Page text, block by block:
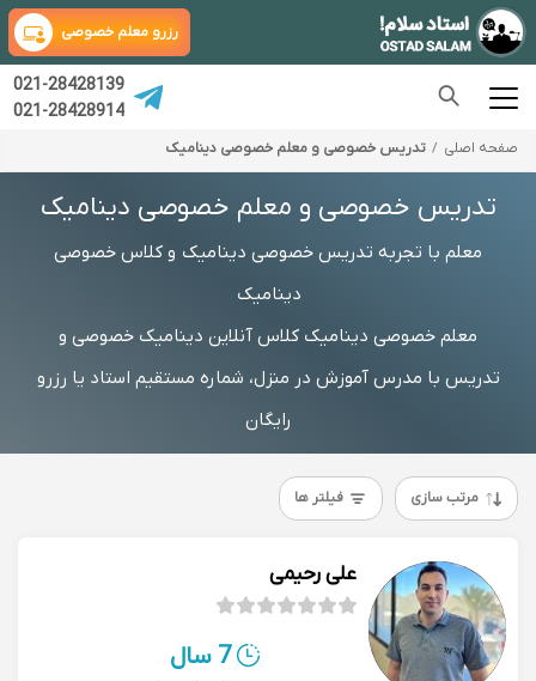
رزرو معلم خصوصی
021-28428139
021-28428914
صفحه اصلی تدریس خصوصی و معلم خصوصی دینامیک
تدریس خصوصی و معلم خصوصی دینامیک
معلم با تجربه تدریس خصوصی دینامیک و کلاس خصوصی
دینامیک
معلم خصوصی دینامیک کلاس آنلاین دینامیک خصوصی و
تدریس با مدرس آموزش در منزل، شماره مستقیم استاد یا رزرو
رایگان
مرتب سازی فیلتر ها
علی رحیمی
7 سال